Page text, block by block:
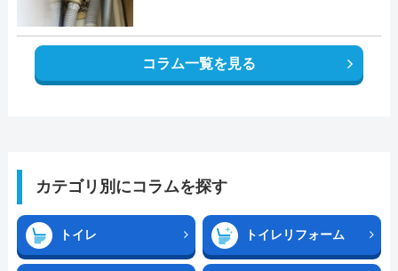
コラム一覧を見る
カテゴリ別にコラムを探す
トイレ トイレリフォーム